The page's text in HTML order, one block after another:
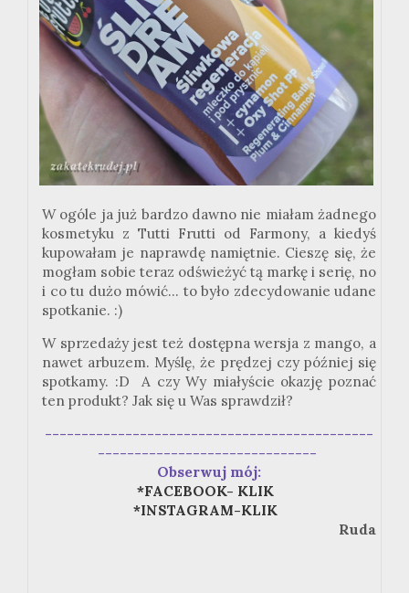
W ogóle ja już bardzo dawno nie miałam żadnego
kosmetyku z Tutti Frutti od Farmony, a kiedyś
kupowałam je naprawdę namiętnie. Cieszę się, że
mogłam sobie teraz odświeżyć tą markę i serię, no
i co tu dużo mówić... to było zdecydowanie udane
spotkanie. :)
W sprzedaży jest też dostępna wersja z mango, a
nawet arbuzem. Myślę, że prędzej czy później się
spotkamy. :D A czy Wy miałyście okazję poznać
ten produkt? Jak się u Was sprawdził?
---------------------------------------------
------------------------------
Obserwuj mój:
*FACEBOOK- KLIK
*INSTAGRAM-KLIK
Ruda